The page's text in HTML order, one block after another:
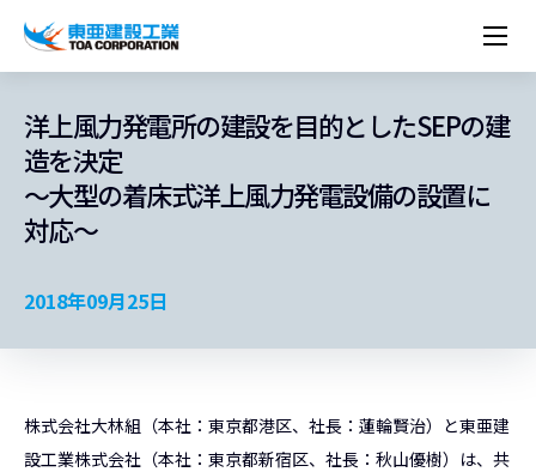
経営理念
トップメッセージ
労働安全衛生・環境・品質方針
プレスリリース
営業種目
組織図
ネットワーク
役員一覧
コーポレートメッセージ
沿革
東亜坊や
シンボルマーク「三羽の鶴」
株主・投資家情報
トップメッセージ
中期経営計画資料
統合報告書
最新IR資料
IRカレンダー
株価情報
経営方針
IRライブラリー
株式・社債情報
IRサポート
ESGに関する外部評価
実績紹介
施設・用途別
国内から探す
年代別
現場レポート
サステナビリティ
トップメッセージ
サステナビリティ経営
環境行動規範
環境マネジメント
人権の尊重
人材育成
パートナーシップ構築宣言
コーポレートガバナンス
コンプライアンス
社会貢献活動
ESGに関する外部評価
技術とサービス
ニーズから探す
建築技術一覧
所有船舶一覧
技術研究開発センター
冷蔵倉庫の相談室
冷蔵倉庫をつくりたい
木質化計画 特別鼎談
採用情報
キャリア採用
Careers (English)
コーポレートメッセージ
洋上風力発電所の建設を目的としたSEPの建
造を決定
～大型の着床式洋上風力発電設備の設置に
対応～
2018年09月25日
株式会社大林組（本社：東京都港区、社長：蓮輪賢治）と東亜建
設工業株式会社（本社：東京都新宿区、社長：秋山優樹）は、共